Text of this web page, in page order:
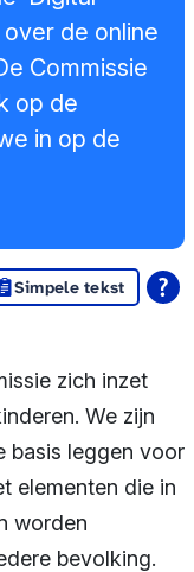
de online
Commissie
op de
in op de
Simpele tekst
zich inzet
We zijn
basis leggen voor
elementen die in
worden
bevolking.